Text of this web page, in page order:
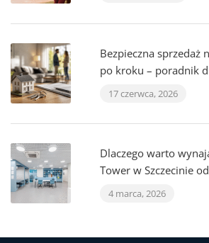
Bezpieczna sprzedaż
po kroku – poradnik
17 czerwca, 2026
Dlaczego warto
Tower w Szczecinie
4 marca, 2026